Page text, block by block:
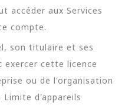
accéder aux Services
compte.
son titulaire et ses
exercer cette licence
ou de l'organisation
Limite d'appareils